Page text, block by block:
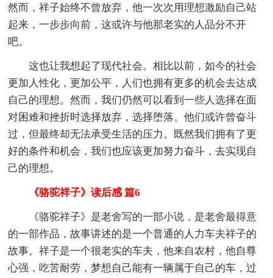
然而，祥子始终不曾放弃，他一次次用理想激励自己站
起来，一步步向前，这或许与他那老实的人品分不开
吧。
这也让我想起了现代社会。相比以前，如今的社会
更加人性化，更加公平，人们也拥有更多的机会去达成
自己的理想。然而，我们仍然可以看到一些人选择在面
对困难和挫折时选择放弃，选择堕落。他们或许曾奋斗
过，但最终却无法承受生活的压力。既然我们拥有了更
好的条件和机会，我们也应该更加努力奋斗，去实现自
己的理想。
《骆驼祥子》读后感 篇6
《骆驼祥子》是老舍写的一部小说，是老舍最得意
的一部作品，故事讲述的是一个普通的人力车夫祥子的
故事。祥子是一个很老实的车夫，他来自农村，他自尊
心强，吃苦耐劳，梦想自己能有一辆属于自己的车，过